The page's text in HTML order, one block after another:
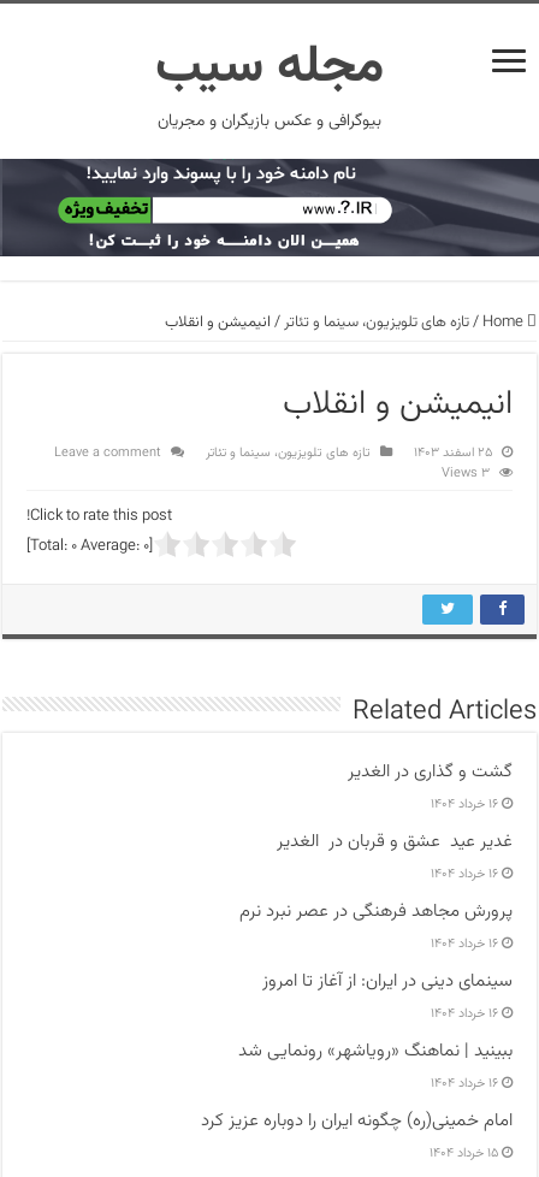
مجله سیب
بیوگرافی و عکس بازیگران و مجریان
Home
/تازه های تلویزیون، سینما و تئاتر / انیمیشن و انقلاب
انیمیشن و انقلاب
۲۵ اسفند ۱۴۰۳ تازه های تلویزیون، سینما و تئاتر
Leave a comment
3 Views
Click to rate this post!
[Total:
0Average: 0
]
Related Articles
گشت و گذاری در الغدیر
۱۶ خرداد ۱۴۰۴
غدیر عید عشق و قربان در الغدیر
۱۶ خرداد ۱۴۰۴
پرورش مجاهد فرهنگی در عصر نبرد نرم
۱۶ خرداد ۱۴۰۴
سینمای دینی در ایران: از آغاز تا امروز
۱۶ خرداد ۱۴۰۴
ببینید | نماهنگ «رویاشهر» رونمایی شد
۱۶ خرداد ۱۴۰۴
امام خمینی(ره) چگونه ایران را دوباره عزیز کرد
۱۵ خرداد ۱۴۰۴